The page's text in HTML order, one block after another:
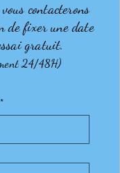
contacterons
de fixer une date
gratuit.
24/48H)
*